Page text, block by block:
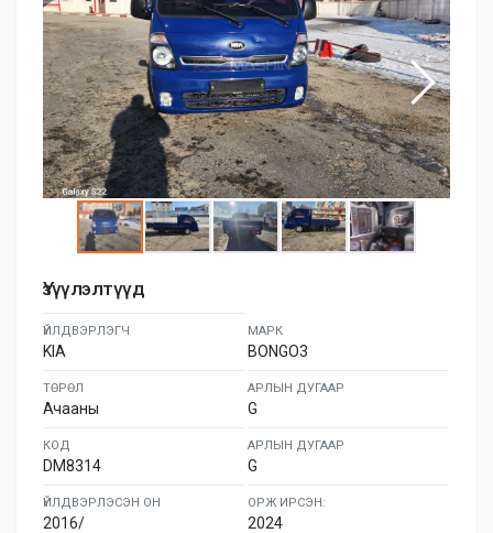
Үзүүлэлтүүд
ҮЙЛДВЭРЛЭГЧ
KIA
МАРК
BONGO3
ТӨРӨЛ
Ачааны
АРЛЫН ДУГААР
G
КОД
DM8314
АРЛЫН ДУГААР
G
ҮЙЛДВЭРЛЭСЭН ОН
2016/
ОРЖ ИРСЭН:
2024